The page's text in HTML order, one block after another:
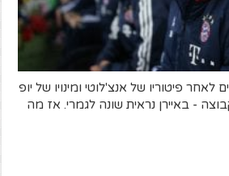
לאחר פיטוריו של אנצ'לוטי ומינויו של יופ
- באיירן נראית שונה לגמרי. אז מה